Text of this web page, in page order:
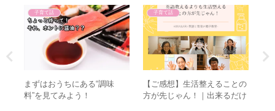
子育て話
まずはおうちにある“調味
料”を見てみよう！
子育て話
【ご感想】生活整えることの
方が先じゃん！｜出来るだけ